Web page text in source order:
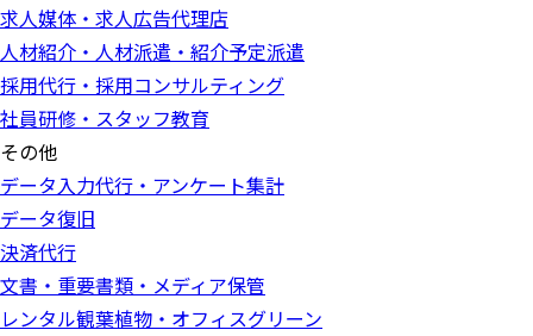
求人媒体・求人広告代理店
人材紹介・人材派遣・紹介予定派遣
採用代行・採用コンサルティング
社員研修・スタッフ教育
その他
データ入力代行・アンケート集計
データ復旧
決済代行
文書・重要書類・メディア保管
レンタル観葉植物・オフィスグリーン